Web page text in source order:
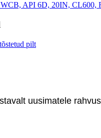
API 6D, 20IN, CL600,
uusimatele